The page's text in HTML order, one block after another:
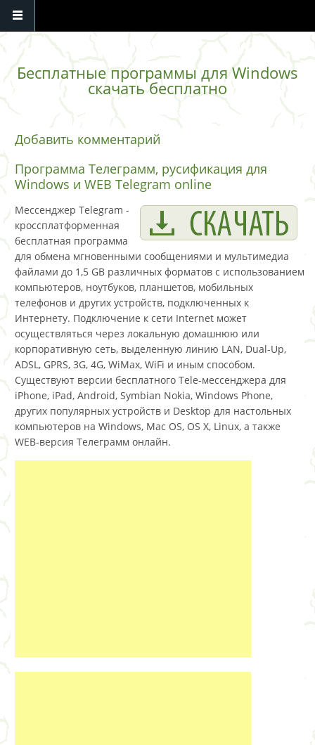
Перейти к основному содержанию
Бесплатные программы для Windows
скачать бесплатно
Добавить комментарий
Программа Телеграмм, русификация для
Windows и WEB Telegram online
Мессенджер Telegram -
кроссплатформенная
бесплатная программа
для обмена мгновенными сообщениями и мультимедиа
файлами до 1,5 GB различных форматов с использованием
компьютеров, ноутбуков, планшетов, мобильных
телефонов и других устройств, подключенных к
Интернету. Подключение к сети Internet может
осуществляться через локальную домашнюю или
корпоративную сеть, выделенную линию LAN, Dual-Up,
ADSL, GPRS, 3G, 4G, WiMax, WiFi и иным способом.
Существуют версии бесплатного Tele-мессенджера для
iPhone, iPad, Android, Symbian Nokia, Windows Phone,
других популярных устройств и Desktop для настольных
компьютеров на Windows, Mac OS, OS X, Linux, а также
WEB-версия Телеграмм онлайн.